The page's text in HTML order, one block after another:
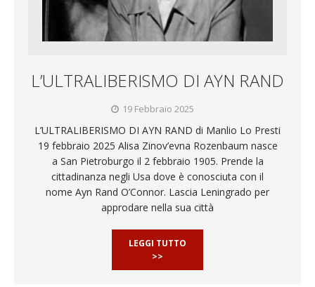
L’ULTRALIBERISMO DI AYN RAND
19 Febbraio 2025
L’ULTRALIBERISMO DI AYN RAND di Manlio Lo Presti
19 febbraio 2025 Alisa Zinov’evna Rozenbaum nasce
a San Pietroburgo il 2 febbraio 1905. Prende la
cittadinanza negli Usa dove è conosciuta con il
nome Ayn Rand O’Connor. Lascia Leningrado per
approdare nella sua città
LEGGI TUTTO
>>